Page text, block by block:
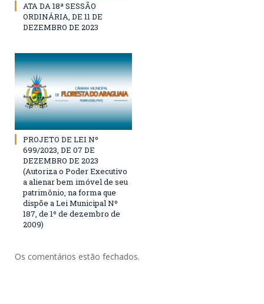
ATA DA 18ª SESSÃO
ORDINÁRIA, DE 11 DE
DEZEMBRO DE 2023
PROJETO DE LEI Nº
699/2023, DE 07 DE
DEZEMBRO DE 2023
(Autoriza o Poder Executivo
a alienar bem imóvel de seu
patrimônio, na forma que
dispõe a Lei Municipal Nº
187, de 1º de dezembro de
2009)
Os comentários estão fechados.